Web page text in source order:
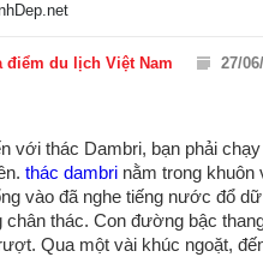
điểm du lịch Việt Nam 27/
với thác Dambri, bạn phải
thác dambri nằm trong khuôn
vào đã nghe tiếng nước đổ
chân thác. Con đường bậc
Qua một vài khúc ngoặt,